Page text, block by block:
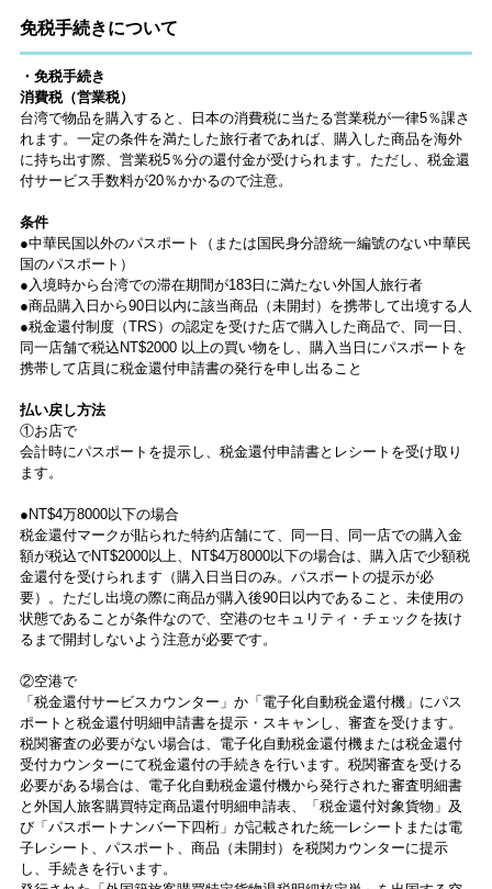
免税手続きについて
・免税手続き
消費税（営業税）
台湾で物品を購入すると、日本の消費税に当たる営業税が一律5％課さ
れます。一定の条件を満たした旅行者であれば、購入した商品を海外
に持ち出す際、営業税5％分の還付金が受けられます。ただし、税金還
付サービス手数料が20％かかるので注意。
条件
●中華民国以外のパスポート（または国民身分證統一編號のない中華民
国のパスポート）
●入境時から台湾での滞在期間が183日に満たない外国人旅行者
●商品購入日から90日以内に該当商品（未開封）を携帯して出境する人
●税金還付制度（TRS）の認定を受けた店で購入した商品で、同一日、
同一店舗で税込NT$2000 以上の買い物をし、購入当日にパスポートを
携帯して店員に税金還付申請書の発行を申し出ること
払い戻し方法
①お店で
会計時にパスポートを提示し、税金還付申請書とレシートを受け取り
ます。
●NT$4万8000以下の場合
税金還付マークが貼られた特約店舗にて、同一日、同一店での購入金
額が税込でNT$2000以上、NT$4万8000以下の場合は、購入店で少額税
金還付を受けられます（購入日当日のみ。パスポートの提示が必
要）。ただし出境の際に商品が購入後90日以内であること、未使用の
状態であることが条件なので、空港のセキュリティ・チェックを抜け
るまで開封しないよう注意が必要です。
②空港で
「税金還付サービスカウンター」か「電子化自動税金還付機」にパス
ポートと税金還付明細申請書を提示・スキャンし、審査を受けます。
税関審査の必要がない場合は、電子化自動税金還付機または税金還付
受付カウンターにて税金還付の手続きを行います。税関審査を受ける
必要がある場合は、電子化自動税金還付機から発行された審査明細書
と外国人旅客購買特定商品還付明細申請表、「税金還付対象貨物」及
び「パスポートナンバー下四桁」が記載された統一レシートまたは電
子レシート、パスポート、商品（未開封）を税関カウンターに提示
し、手続きを行います。